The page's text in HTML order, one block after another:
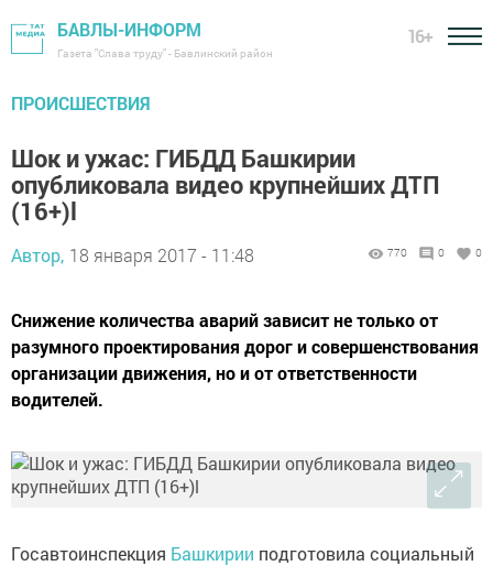
БАВЛЫ-ИНФОРМ
Газета "Слава труду" - Бавлинский район
16+
ПРОИСШЕСТВИЯ
Шок и ужас: ГИБДД Башкирии
опубликовала видео крупнейших ДТП
(16+)l
Автор, 18 января 2017 - 11:48 770 0 0
Снижение количества аварий зависит не только от
разумного проектирования дорог и совершенствования
организации движения, но и от ответственности
водителей.
Госавтоинспекция Башкирии подготовила социальный